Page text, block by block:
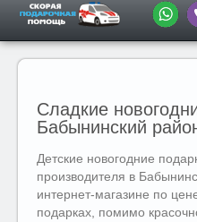
Сладкие
Бабынинский
Детские новогодние
производителя в
интернет-магазине по
подарках, помимо